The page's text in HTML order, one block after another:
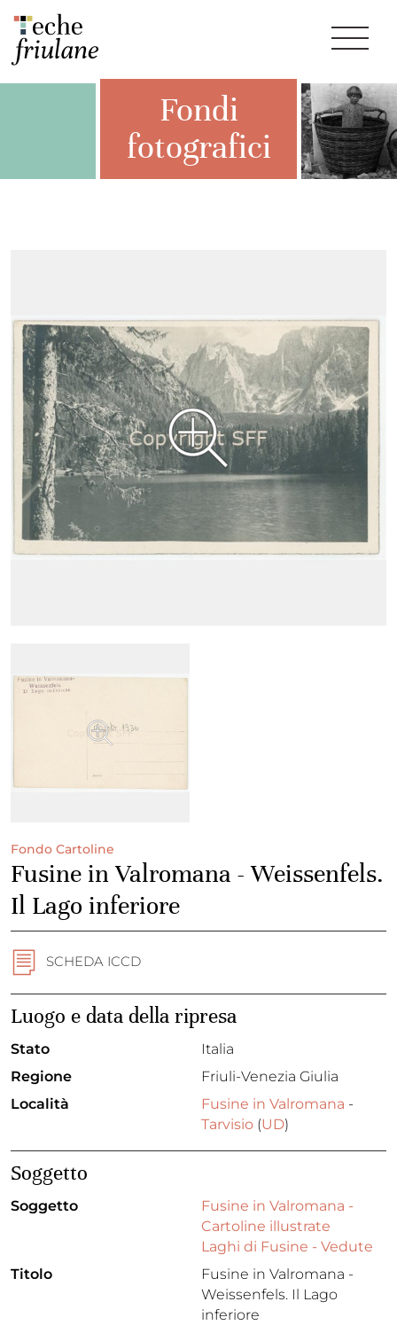
Fondi
fotografici
Fondo Cartoline
Fusine in Valromana - Weissenfels.
Il Lago inferiore
SCHEDA ICCD
Luogo e data della ripresa
Stato
Italia
Regione
Friuli-Venezia Giulia
Località
Fusine in Valromana -
Tarvisio (UD)
Soggetto
Soggetto
Fusine in Valromana -
Cartoline illustrate
Laghi di Fusine - Vedute
Titolo
Fusine in Valromana -
Weissenfels. Il Lago
inferiore